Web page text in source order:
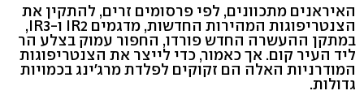
האיראנים מתכוונים, לפי פרסומים זרים, להתקין את
הצנטריפוגות המהירות החדשות, מדגמים IR2 ו-IR3,
במתקן ההעשרה החדש פורדו, החפור עמוק בצלע הר
ליד העיר קום. אך כאמור, כדי לייצר את הצנטריפוגות
המודרניות האלה הם זקוקים לפלדת מרג'ינג בכמויות
גדולות.